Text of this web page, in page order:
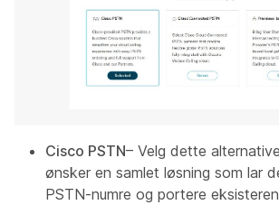
Cisco PSTN– Velg dette
ønsker en samlet løsning som lar
PSTN-numre og portere